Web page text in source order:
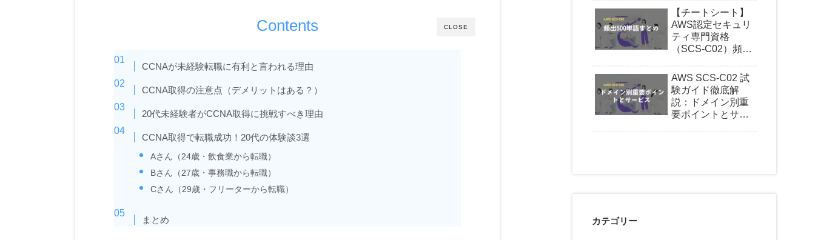
CLOSE
Contents
CCNAが未経験転職に有利と言われる理由
CCNA取得の注意点（デメリットはある？）
20代未経験者がCCNA取得に挑戦すべき理由
CCNA取得で転職成功！20代の体験談3選
Aさん（24歳・飲食業から転職）
Bさん（27歳・事務職から転職）
Cさん（29歳・フリーターから転職）
まとめ
戦略
【チートシート】
AWS認定セキュリ
ティ専門資格
（SCS-C02）頻出
AWS SCS-C02 試
験ガイド徹底解
説：ドメイン別重
要ポイントとサー
カテゴリー